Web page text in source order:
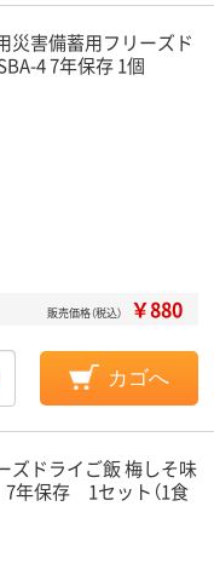
災害備蓄用フリーズド
4 7年保存 1個
販売価格（税込） ￥880
カゴへ
ズドライご飯 梅しそ味
年保存 1セット（1食